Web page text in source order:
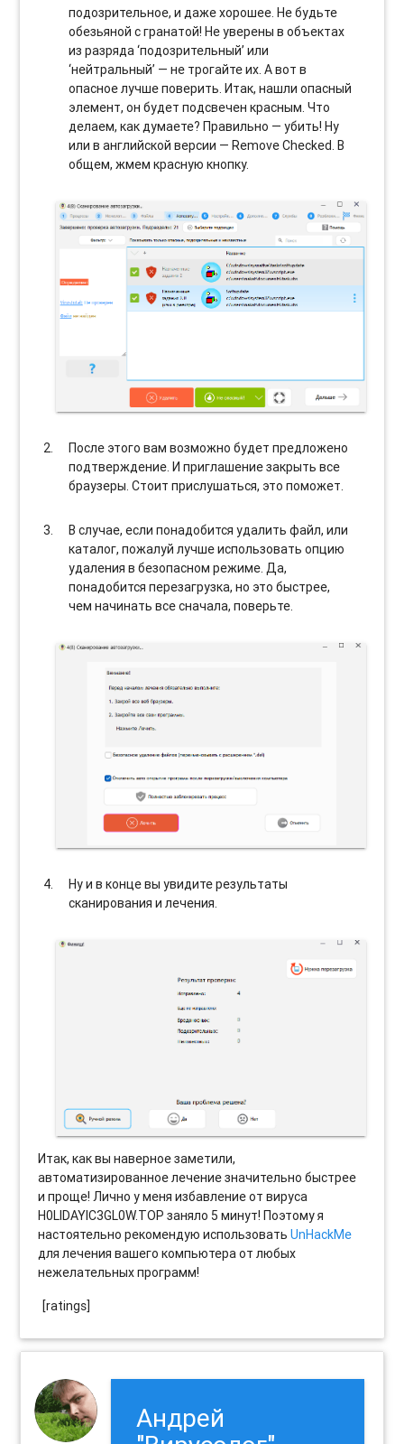
подозрительное, и даже хорошее. Не будьте
обезьяной с гранатой! Не уверены в объектах
из разряда ‘подозрительный’ или
‘нейтральный’ — не трогайте их. А вот в
опасное лучше поверить. Итак, нашли опасный
элемент, он будет подсвечен красным. Что
делаем, как думаете? Правильно — убить! Ну
или в английской версии — Remove Checked. В
общем, жмем красную кнопку.
После этого вам возможно будет предложено
подтверждение. И приглашение закрыть все
браузеры. Стоит прислушаться, это поможет.
В случае, если понадобится удалить файл, или
каталог, пожалуй лучше использовать опцию
удаления в безопасном режиме. Да,
понадобится перезагрузка, но это быстрее,
чем начинать все сначала, поверьте.
Ну и в конце вы увидите результаты
сканирования и лечения.
Итак, как вы наверное заметили,
автоматизированное лечение значительно быстрее
и проще! Лично у меня избавление от вируса
H0LIDAYIC3GL0W.TOP заняло 5 минут! Поэтому я
настоятельно рекомендую использоватьUnHackMe
для лечения вашего компьютера от любых
нежелательных программ!
[ratings]
Андрей